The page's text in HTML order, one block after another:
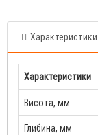
Характеристики
Характеристики
Висота, мм
Глибина, мм